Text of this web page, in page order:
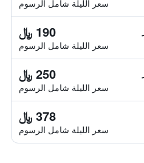
سعر الليلة شامل الرسوم
190 ﷼
سعر الليلة شامل الرسوم
250 ﷼
سعر الليلة شامل الرسوم
378 ﷼
سعر الليلة شامل الرسوم